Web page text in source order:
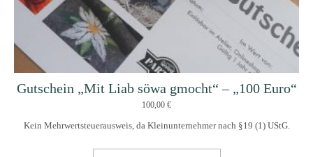
Gutschein „Mit Liab söwa gmocht“ – „100 Euro“
100,00 €
Kein Mehrwertsteuerausweis, da Kleinunternehmer nach §19 (1) UStG.